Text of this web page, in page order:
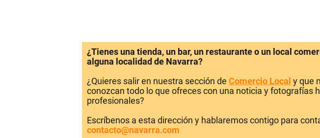
¿Tienes una tienda, un bar, un restaurante o un local
alguna localidad de Navarra?
¿Quieres salir en nuestra sección de Comercio Local y que
conozcan todo lo que ofreces con una noticia y fotografías
profesionales?
Escríbenos a esta dirección y hablaremos contigo para
contacto@navarra.com